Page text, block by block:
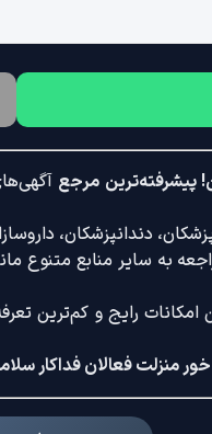
پیشرفته‌ترین مرجع
دندانپزشکان،
به سایر منابع متنوع
منزلت فعالان فداکار